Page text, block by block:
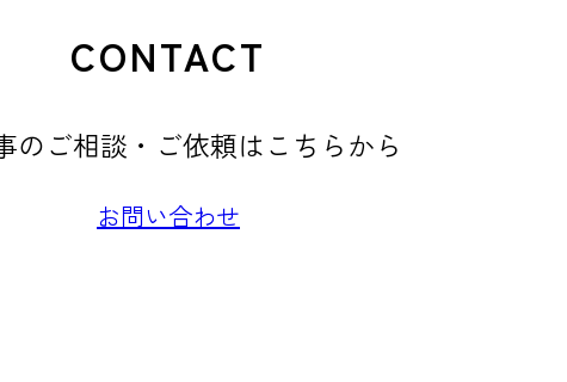
CONTACT
のご相談・ご依頼はこちらから
お問い合わせ